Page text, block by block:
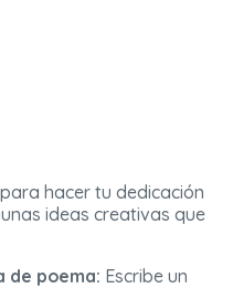
hacer tu dedicación
ideas creativas que
de poema: Escribe un